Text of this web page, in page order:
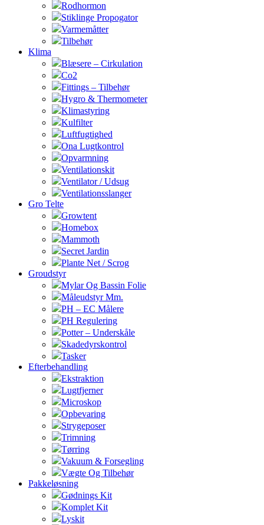
Rodhormon
Stiklinge Propogator
Varmemåtter
Tilbehør
Klima
Blæsere – Cirkulation
Co2
Fittings – Tilbehør
Hygro & Thermometer
Klimastyring
Kulfilter
Luftfugtighed
Ona Lugtkontrol
Opvarmning
Ventilationskit
Ventilator / Udsug
Ventilationsslanger
Gro Telte
Growtent
Homebox
Mammoth
Secret Jardin
Plante Net / Scrog
Groudstyr
Mylar Og Bassin Folie
Måleudstyr Mm.
PH – EC Målere
PH Regulering
Potter – Underskåle
Skadedyrskontrol
Tasker
Efterbehandling
Ekstraktion
Lugtfjerner
Microskop
Opbevaring
Strygeposer
Trimning
Tørring
Vakuum & Forsegling
Vægte Og Tilbehør
Pakkeløsning
Gødnings Kit
Komplet Kit
Lyskit